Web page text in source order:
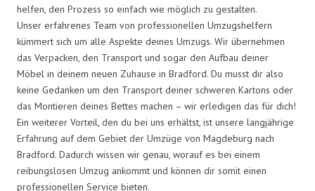
helfen, den Prozess so einfach wie möglich zu gestalten.
Unser erfahrenes Team von professionellen Umzugshelfern
kümmert sich um alle Aspekte deines Umzugs. Wir übernehmen
das Verpacken, den Transport und sogar den Aufbau deiner
Möbel in deinem neuen Zuhause in Bradford. Du musst dir also
keine Gedanken um den Transport deiner schweren Kartons oder
das Montieren deines Bettes machen – wir erledigen das für dich!
Ein weiterer Vorteil, den du bei uns erhältst, ist unsere langjährige
Erfahrung auf dem Gebiet der Umzüge von Magdeburg nach
Bradford. Dadurch wissen wir genau, worauf es bei einem
reibungslosen Umzug ankommt und können dir somit einen
professionellen Service bieten.